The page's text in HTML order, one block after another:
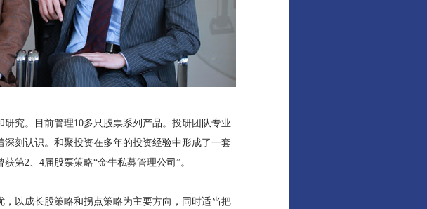
究。目前管理10多只股票系列产品。投研团队专业
刻认识。和聚投资在多年的投资经验中形成了一套
第2、4届股票策略“金牛私募管理公司”。
以成长股策略和拐点策略为主要方向，同时适当把